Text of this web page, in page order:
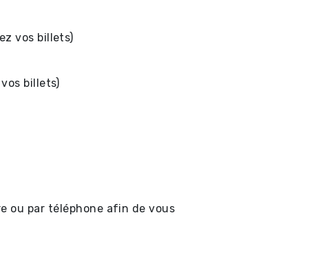
vos billets)
billets)
ou par téléphone afin de vous